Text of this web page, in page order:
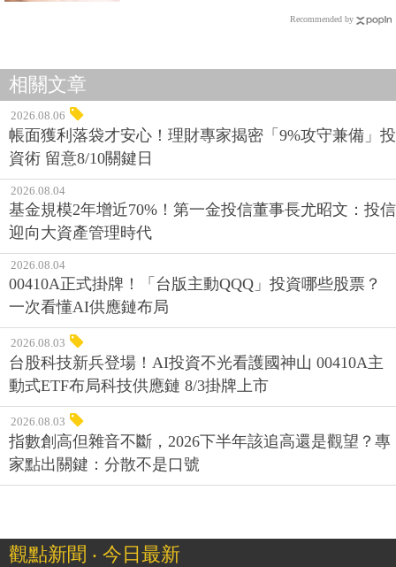
Recommended by
相關文章
2026.08.06
帳面獲利落袋才安心！理財專家揭密「9%攻守兼備」投
資術 留意8/10關鍵日
2026.08.04
基金規模2年增近70%！第一金投信董事長尤昭文：投信
迎向大資產管理時代
2026.08.04
00410A正式掛牌！「台版主動QQQ」投資哪些股票？
一次看懂AI供應鏈布局
2026.08.03
台股科技新兵登場！AI投資不光看護國神山 00410A主
動式ETF布局科技供應鏈 8/3掛牌上市
2026.08.03
指數創高但雜音不斷，2026下半年該追高還是觀望？專
家點出關鍵：分散不是口號
觀點新聞 ‧ 今日最新